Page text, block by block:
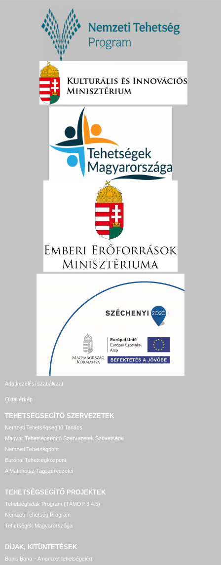
Adatkezelési szabályzat
Oldaltérkép
TEHETSÉGSEGÍTŐ SZERVEZETEK
Nemzeti Tehetségsegítő Tanács
Magyar Tehetségsegítő Szervezetek Szövetsége
Nemzeti Tehetségpont
Európai Tehetségközpont
A Matehetsz Tagszervezetei
TEHETSÉGSEGÍTŐ PROJEKTEK
Tehetséghidak Program (TÁMOP 3.4.5)
Nemzeti Tehetség Program
Tehetségek Magyarországa
DÍJAK, KITÜNTETÉSEK
Bonis Bona – A nemzet tehetségeiért